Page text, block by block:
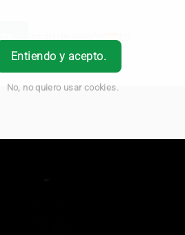
Entiendo y acepto.
No, no quiero usar cookies.
Inicio de sesión